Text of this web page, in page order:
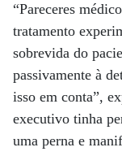
“Pareceres
tratamento
sobrevida do
passivamente à
isso em conta”,
executivo tinha
uma perna e